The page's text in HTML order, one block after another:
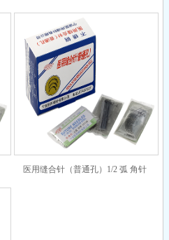
9×34
医用缝合针（普通孔）1/2 弧 角针